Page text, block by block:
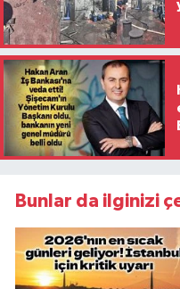
Bunlar da ilginizi